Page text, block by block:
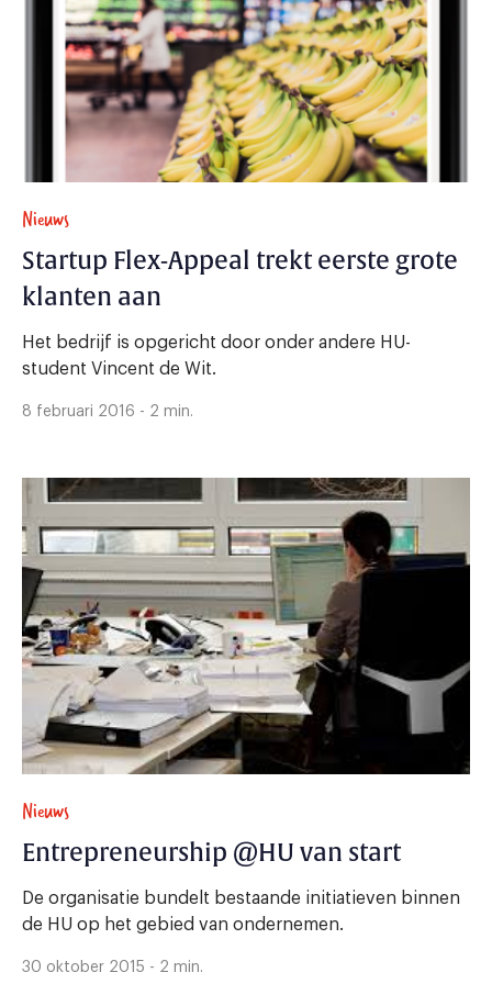
Nieuws
Startup Flex-Appeal trekt eerste grote
klanten aan
Het bedrijf is opgericht door onder andere HU-
student Vincent de Wit.
8 februari 2016 - 2 min.
Nieuws
Entrepreneurship @HU van start
De organisatie bundelt bestaande initiatieven binnen
de HU op het gebied van ondernemen.
30 oktober 2015 - 2 min.